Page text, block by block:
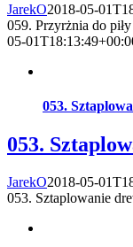
JarekO2018-05-
059. Przyrżnia do
05-
053.
053.
JarekO2018-05-
053. Sztaplowanie